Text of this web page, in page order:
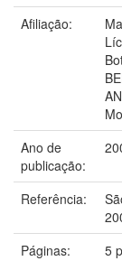
Afiliação:
Ano de
publicação:
Referência:
Páginas:
5